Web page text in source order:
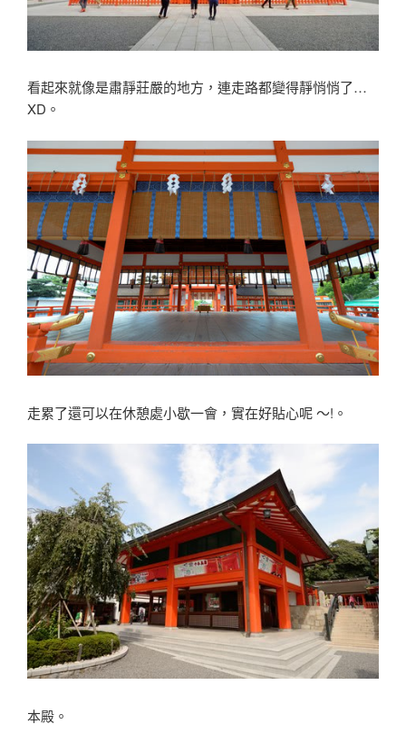
看起來就像是肅靜莊嚴的地方，連走路都變得靜悄悄了…
XD。
走累了還可以在休憩處小歇一會，實在好貼心呢 〜!。
本殿。